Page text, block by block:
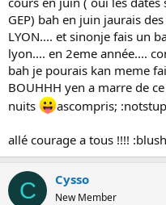
GEP) bah en juin jaurais
LYON.... et sinonje fais un
lyon.... en 2eme année....
bah je pourais kan meme
BOUHHH yen a marre de
nuits
ascompris;
allé courage a tous !!!!
C Cysso
New Member